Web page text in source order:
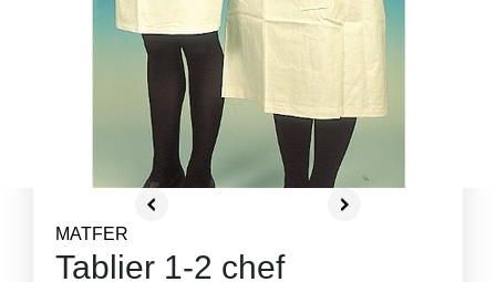
MATFER
Tablier 1-2 chef